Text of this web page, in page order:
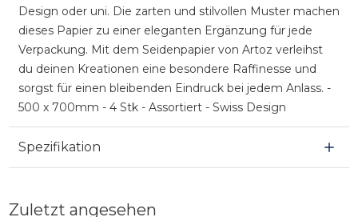
Design oder uni. Die zarten und stilvollen Muster machen
dieses Papier zu einer eleganten Ergänzung für jede
Verpackung. Mit dem Seidenpapier von Artoz verleihst
du deinen Kreationen eine besondere Raffinesse und
sorgst für einen bleibenden Eindruck bei jedem Anlass. -
500 x 700mm - 4 Stk - Assortiert - Swiss Design
Spezifikation
Zuletzt angesehen